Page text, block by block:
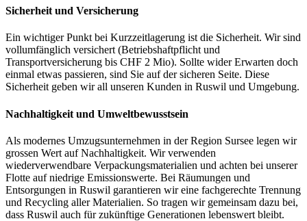
Sicherheit und Versicherung
Ein wichtiger Punkt bei Kurzzeitlagerung ist die Sicherheit. Wir sind
vollumfänglich versichert (Betriebshaftpflicht und
Transportversicherung bis CHF 2 Mio). Sollte wider Erwarten doch
einmal etwas passieren, sind Sie auf der sicheren Seite. Diese
Sicherheit geben wir all unseren Kunden in Ruswil und Umgebung.
Nachhaltigkeit und Umweltbewusstsein
Als modernes Umzugsunternehmen in der Region Sursee legen wir
grossen Wert auf Nachhaltigkeit. Wir verwenden
wiederverwendbare Verpackungsmaterialien und achten bei unserer
Flotte auf niedrige Emissionswerte. Bei Räumungen und
Entsorgungen in Ruswil garantieren wir eine fachgerechte Trennung
und Recycling aller Materialien. So tragen wir gemeinsam dazu bei,
dass Ruswil auch für zukünftige Generationen lebenswert bleibt.